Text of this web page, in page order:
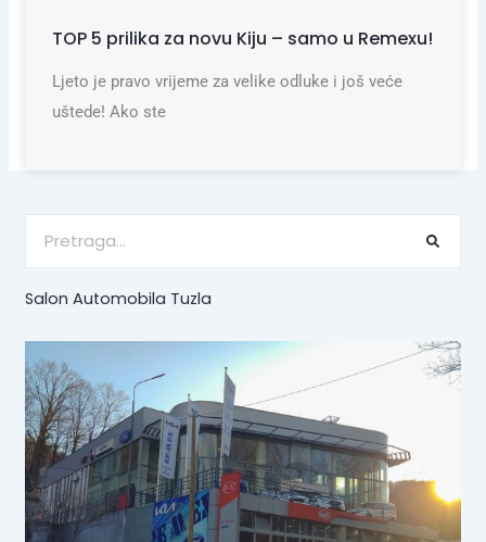
TOP 5 prilika za novu Kiju – samo u Remexu!
Ljeto je pravo vrijeme za velike odluke i još veće
uštede! Ako ste
Salon Automobila Tuzla